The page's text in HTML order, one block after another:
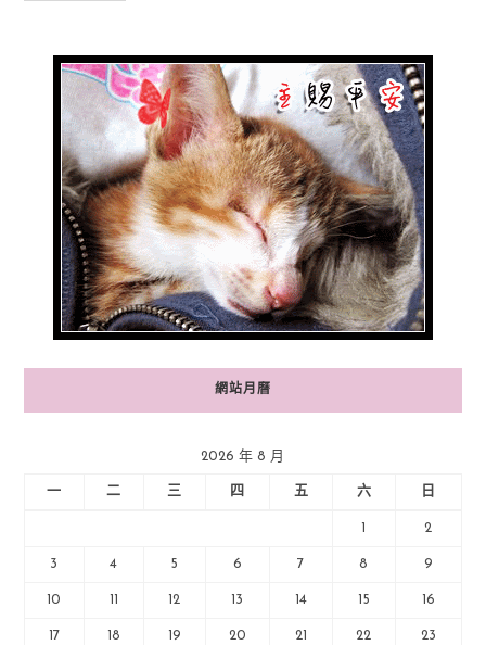
網站月曆
2026 年 8 月
一 二 三 四 五 六 日
2
3 4 5 6 7 8 9
10 12 13 14 15 16
17 18 19 20 21 22 23